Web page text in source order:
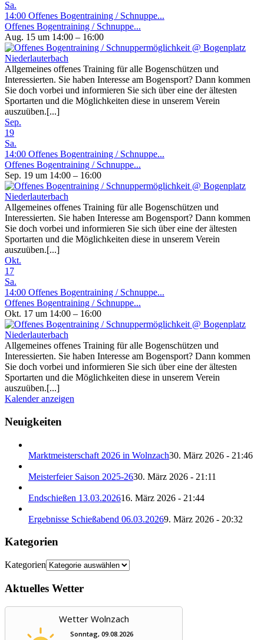
Sa.
14:00 Offenes Bogentraining / Schnuppe...
Offenes Bogentraining / Schnuppe...
Aug. 15 um 14:00 – 16:00
Allgemeines offenes Training für alle Bogenschützen und
Interessierten. Sie haben Interesse am Bogensport? Dann kommen
Sie doch vorbei und informieren Sie sich über eine der ältesten
Sportarten und die Möglichkeiten diese in unserem Verein
auszuüben.[...]
Sep.
19
Sa.
14:00 Offenes Bogentraining / Schnuppe...
Offenes Bogentraining / Schnuppe...
Sep. 19 um 14:00 – 16:00
Allgemeines offenes Training für alle Bogenschützen und
Interessierten. Sie haben Interesse am Bogensport? Dann kommen
Sie doch vorbei und informieren Sie sich über eine der ältesten
Sportarten und die Möglichkeiten diese in unserem Verein
auszuüben.[...]
Okt.
17
Sa.
14:00 Offenes Bogentraining / Schnuppe...
Offenes Bogentraining / Schnuppe...
Okt. 17 um 14:00 – 16:00
Allgemeines offenes Training für alle Bogenschützen und
Interessierten. Sie haben Interesse am Bogensport? Dann kommen
Sie doch vorbei und informieren Sie sich über eine der ältesten
Sportarten und die Möglichkeiten diese in unserem Verein
auszuüben.[...]
Kalender anzeigen
Neuigkeiten
Marktmeisterschaft 2026 in Wolnzach30. März 2026 - 21:46
Meisterfeier Saison 2025-2630. März 2026 - 21:11
Endschießen 13.03.202616. März 2026 - 21:44
Ergebnisse Schießabend 06.03.20269. März 2026 - 20:32
Kategorien
Kategorien
Aktuelles Wetter
Wetter Wolnzach
Sonntag, 09.08.2026